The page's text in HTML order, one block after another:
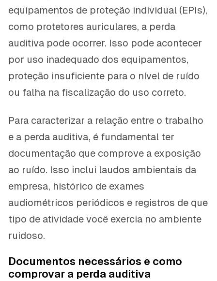
equipamentos de proteção individual (EPIs),
como protetores auriculares, a perda
auditiva pode ocorrer. Isso pode acontecer
por uso inadequado dos equipamentos,
proteção insuficiente para o nível de ruído
ou falha na fiscalização do uso correto.
Para caracterizar a relação entre o trabalho
e a perda auditiva, é fundamental ter
documentação que comprove a exposição
ao ruído. Isso inclui laudos ambientais da
empresa, histórico de exames
audiométricos periódicos e registros de que
tipo de atividade você exercia no ambiente
ruidoso.
Documentos necessários e como
comprovar a perda auditiva